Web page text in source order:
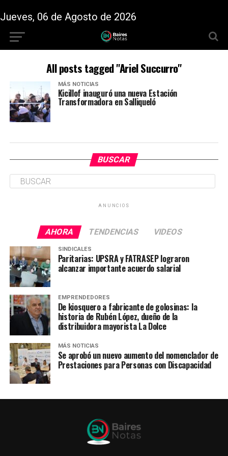
Jueves, 06 de Agosto de 2026
All posts tagged "Ariel Succurro"
MÁS NOTICIAS
Kicillof inauguró una nueva Estación
Transformadora en Salliqueló
BUSCAR
ANUNCIOS
AHORA TENDENCIAS VIDEOS
SINDICALES
Paritarias: UPSRA y FATRASEP lograron
alcanzar importante acuerdo salarial
EMPRENDEDORES
De kiosquero a fabricante de golosinas: la
historia de Rubén López, dueño de la
distribuidora mayorista La Dolce
MÁS NOTICIAS
Se aprobó un nuevo aumento del nomenclador de
Prestaciones para Personas con Discapacidad